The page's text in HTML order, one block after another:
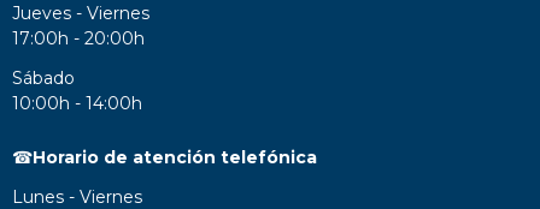
Jueves - Viernes
17:00h - 20:00h
Sábado
10:00h - 14:00h
☎Horario de atención telefónica
Lunes - Viernes